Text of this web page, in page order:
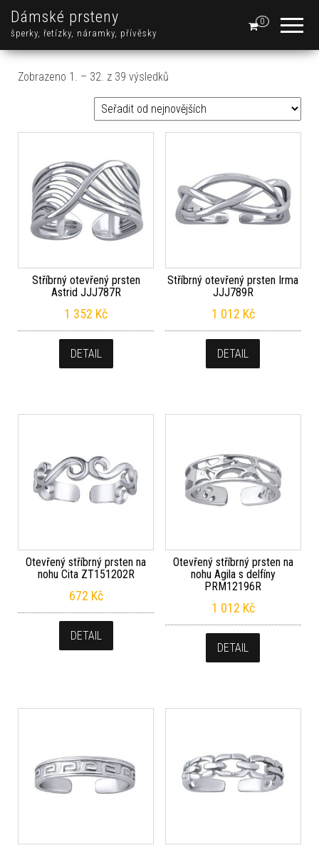
Dámské prsteny
šperky, řetízky, náramky, přívěsky
0
Zobrazeno 1. – 32. z 39 výsledků
Stříbrný otevřený prsten
Astrid JJJ787R
1 352 Kč
DETAIL
Stříbrný otevřený prsten Irma
JJJ789R
1 012 Kč
DETAIL
Otevřený stříbrný prsten na
nohu Cita ZT151202R
672 Kč
DETAIL
Otevřený stříbrný prsten na
nohu Agila s delfíny
PRM12196R
1 012 Kč
DETAIL